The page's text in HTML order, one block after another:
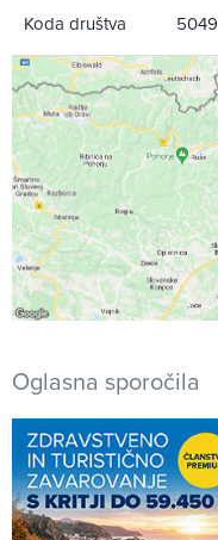
Koda društva 5049
Oglasna sporočila